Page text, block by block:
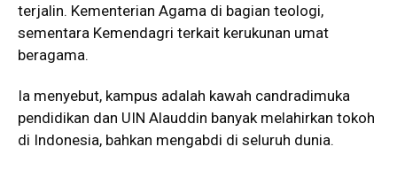
terjalin. Kementerian Agama di bagian teologi,
sementara Kemendagri terkait kerukunan umat
beragama.
Ia menyebut, kampus adalah kawah candradimuka
pendidikan dan UIN Alauddin banyak melahirkan tokoh
di Indonesia, bahkan mengabdi di seluruh dunia.